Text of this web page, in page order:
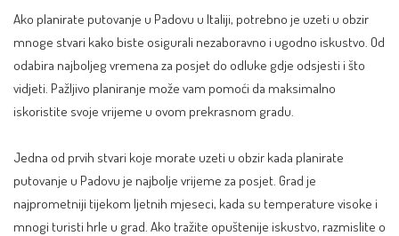
Ako planirate putovanje u Padovu u Italiji, potrebno je uzeti u obzir
mnoge stvari kako biste osigurali nezaboravno i ugodno iskustvo. Od
odabira najboljeg vremena za posjet do odluke gdje odsjesti i što
vidjeti. Pažljivo planiranje može vam pomoći da maksimalno
iskoristite svoje vrijeme u ovom prekrasnom gradu.
Jedna od prvih stvari koje morate uzeti u obzir kada planirate
putovanje u Padovu je najbolje vrijeme za posjet. Grad je
najprometniji tijekom ljetnih mjeseci, kada su temperature visoke i
mnogi turisti hrle u grad. Ako tražite opuštenije iskustvo, razmislite o